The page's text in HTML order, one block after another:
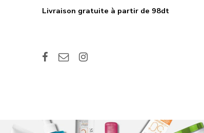
Livraison gratuite à partir de 98dt